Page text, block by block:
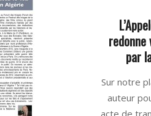
par
06-
02
Sur notre
auteur
acte de